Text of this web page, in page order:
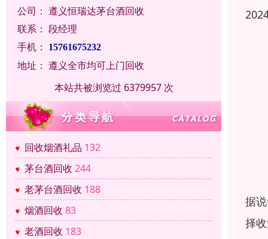
公司： 遵义恒瑞达茅台酒回收
联系： 段经理
手机：
15761675232
地址： 遵义全市均可上门回收
本站共被浏览过 6379957 次
回收烟酒礼品 132
茅台酒回收 244
老茅台酒回收 188
烟酒回收 83
老酒回收 183
据
择